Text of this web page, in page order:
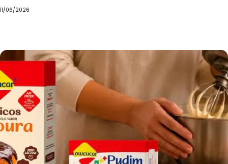
11/06/2026